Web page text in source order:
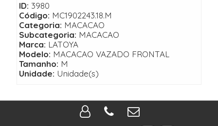
ID: 3980
Código: MC1902243.18.M
Categoria: MACACAO
Subcategoria: MACACAO
Marca: LATOYA
Modelo: MACACAO VAZADO FRONTAL
Tamanho: M
Unidade: Unidade(s)